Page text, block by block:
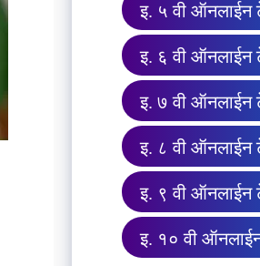
इ. ५ वी ऑनलाईन
इ. ६ वी ऑनलाईन
इ. ७ वी ऑनलाईन
इ. ८ वी ऑनलाईन
इ. ९ वी ऑनलाईन
इ. १० वी